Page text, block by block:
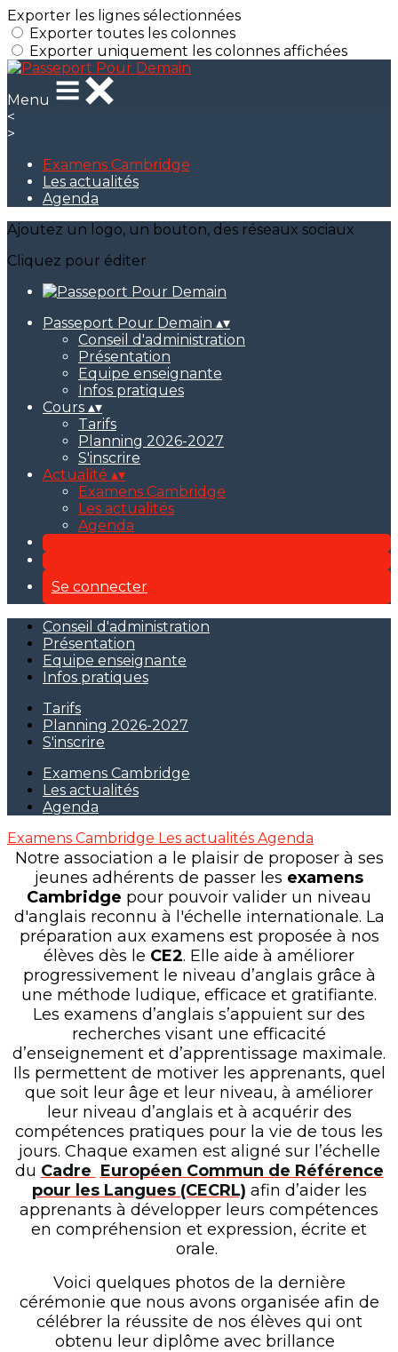
Exporter les lignes sélectionnées
Exporter toutes les colonnes
Exporter uniquement les colonnes affichées
Menu
<
>
Examens Cambridge
Les actualités
Agenda
Ajoutez un logo, un bouton, des réseaux sociaux
Cliquez pour éditer
Passeport Pour Demain ▴▾
Conseil d'administration
Présentation
Equipe enseignante
Infos pratiques
Cours ▴▾
Tarifs
Planning 2026-2027
S'inscrire
Actualité ▴▾
Examens Cambridge
Les actualités
Agenda
Se connecter
Conseil d'administration
Présentation
Equipe enseignante
Infos pratiques
Tarifs
Planning 2026-2027
S'inscrire
Examens Cambridge
Les actualités
Agenda
Examens Cambridge Les actualités Agenda
Notre association a le plaisir de proposer à ses
jeunes adhérents de passer les examens
Cambridge pour pouvoir valider un niveau
d'anglais reconnu à l'échelle internationale. La
préparation aux examens est proposée à nos
élèves dès le CE2. Elle aide à améliorer
progressivement le niveau d’anglais grâce à
une méthode ludique, efficace et gratifiante.
Les examens d’anglais s’appuient sur des
recherches visant une efficacité
d’enseignement et d’apprentissage maximale.
Ils permettent de motiver les apprenants, quel
que soit leur âge et leur niveau, à améliorer
leur niveau d’anglais et à acquérir des
compétences pratiques pour la vie de tous les
jours. Chaque examen est aligné sur l’échelle
du Cadre Européen Commun de Référence
pour les Langues (CECRL) afin d’aider les
apprenants à développer leurs compétences
en compréhension et expression, écrite et
orale.
Voici quelques photos de la dernière
cérémonie que nous avons organisée afin de
célébrer la réussite de nos élèves qui ont
obtenu leur diplôme avec brillance